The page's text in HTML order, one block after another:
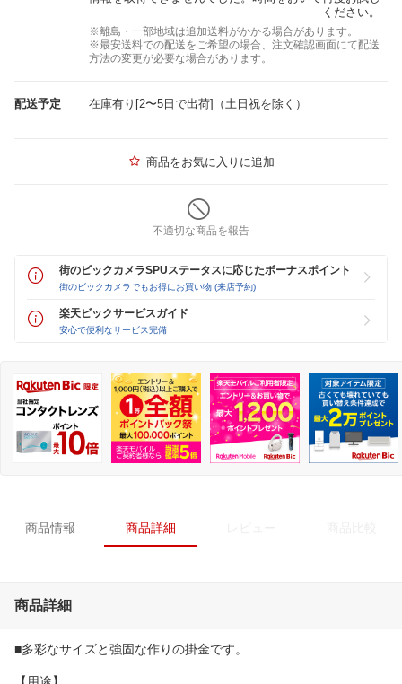
ください。
※離島・一部地域は追加送料がかかる場合があります。
※最安送料での配送をご希望の場合、注文確認画面にて配送
方法の変更が必要な場合があります。
配送予定 在庫有り[2〜5日で出荷]（土日祝を除く）
商品をお気に入りに追加
不適切な商品を報告
街のビックカメラSPUステータスに応じたボーナスポイント
街のビックカメラでもお得にお買い物 (来店予約)
楽天ビックサービスガイド
安心で便利なサービス完備
商品情報 商品詳細
商品詳細
■多彩なサイズと強固な作りの掛金です。
【用途】